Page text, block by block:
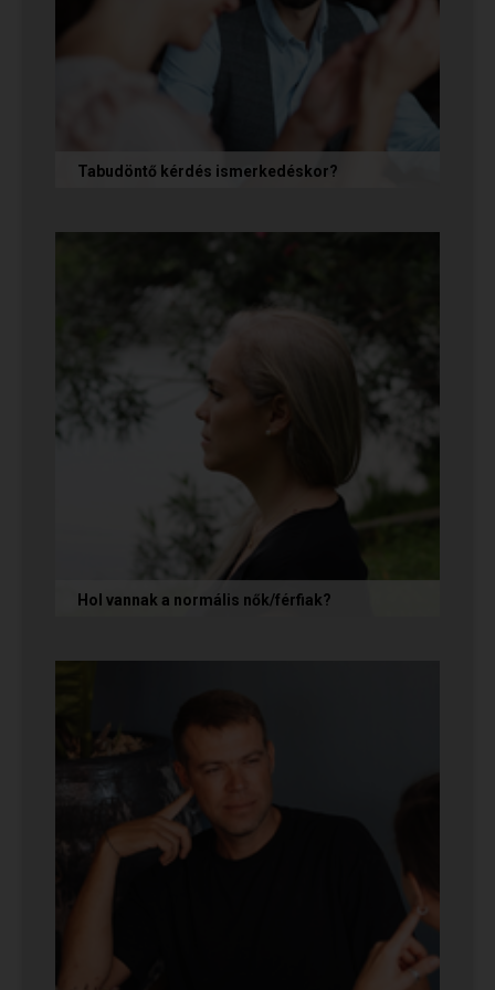
Tabudöntő kérdés ismerkedéskor?
önmagunkat adjuk, hanem...
Hol vannak a normális nők/férfiak?
őket, és vagy házasokkal...